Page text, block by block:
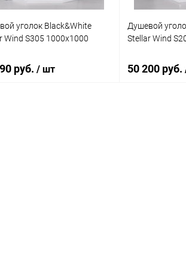
уголок Black&White
Wind S305 1000х1000
руб. / шт
Душевой
Stellar Wind
50 200 руб.